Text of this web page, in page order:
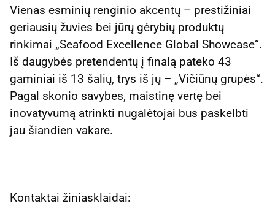
Vienas esminių renginio akcentų – prestižiniai
geriausių žuvies bei jūrų gėrybių produktų
rinkimai „Seafood Excellence Global Showcase“.
Iš daugybės pretendentų į finalą pateko 43
gaminiai iš 13 šalių, trys iš jų – „Vičiūnų grupės“.
Pagal skonio savybes, maistinę vertę bei
inovatyvumą atrinkti nugalėtojai bus paskelbti
jau šiandien vakare.
Kontaktai žiniasklaidai: